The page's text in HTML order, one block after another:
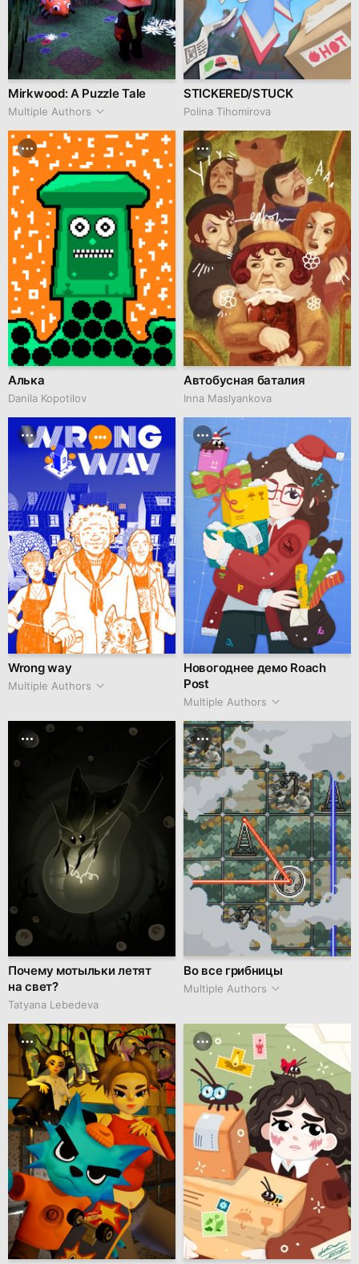
Mirkwood: A Puzzle Tale
Multiple Authors
STICKERED/STUCK
Polina Tihomirova
Алька
Danila Kopotilov
Автобусная баталия
Inna Maslyankova
Wrong way
Multiple Authors
Новогоднее демо Roach
Post
Multiple Authors
Почему мотыльки летят
на свет?
Tatyana Lebedeva
Во все грибницы
Multiple Authors